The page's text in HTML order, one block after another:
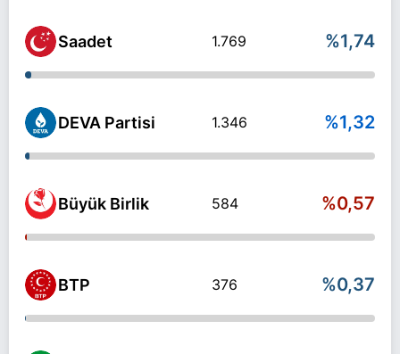
Saadet 1.769 %1,74
DEVA Partisi 1.346 %1,32
Büyük Birlik 584 %0,57
BTP 376 %0,37